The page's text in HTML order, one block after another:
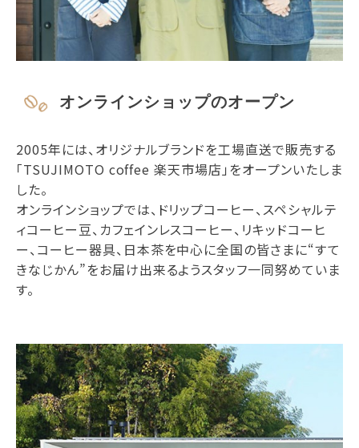
オンラインショップのオープン
2005年には、オリジナルブランドを工場直送で販売する
「TSUJIMOTO coffee 楽天市場店」をオープンいたしま
した。
オンラインショップでは、ドリップコーヒー、スペシャルテ
ィコーヒー豆、カフェインレスコーヒー、リキッドコーヒ
ー、コーヒー器具、日本茶を中心に全国の皆さまに“すて
きなじかん”をお届け出来るようスタッフ一同努めていま
す。